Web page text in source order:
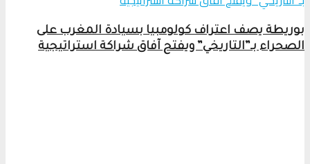
بوريطة يصف اعتراف كولومبيا بسيادة المغرب على
الصحراء بـ”التاريخي” ويفتح آفاق شراكة استراتيجية